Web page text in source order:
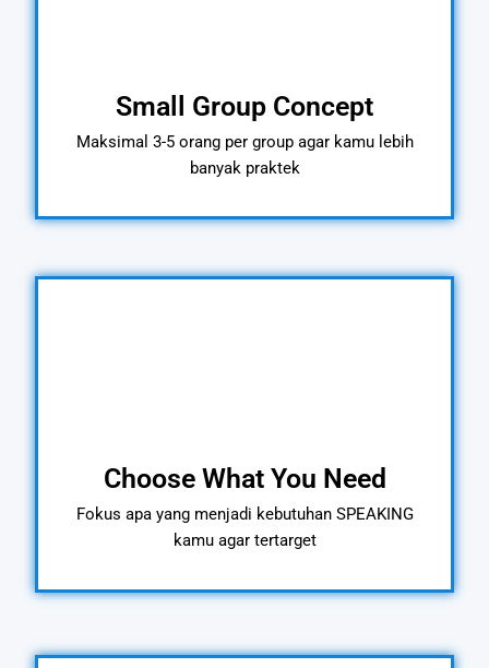
Small Group Concept
Maksimal 3-5 orang per group agar kamu lebih
banyak praktek
Choose What You Need
Fokus apa yang menjadi kebutuhan SPEAKING
kamu agar tertarget